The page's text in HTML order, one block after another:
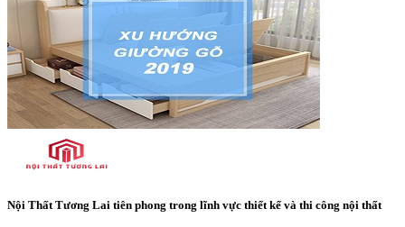
Nội Thất Tương Lai tiên phong trong lĩnh vực thiết kế và thi công nội thất